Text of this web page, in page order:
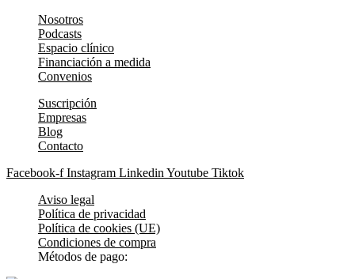
Nosotros
Podcasts
Espacio clínico
Financiación a medida
Convenios
Suscripción
Empresas
Blog
Contacto
Facebook-f Instagram Linkedin Youtube Tiktok
Aviso legal
Política de privacidad
Política de cookies (UE)
Condiciones de compra
Métodos de pago: